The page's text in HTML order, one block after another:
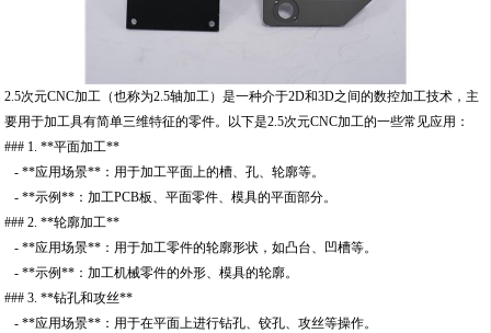
2.5次元CNC加工（也称为2.5轴加工）是一种介于2D和3D之间的数控加工技术，主
要用于加工具有简单三维特征的零件。以下是2.5次元CNC加工的一些常见应用：
### 1. **平面加工**
- **应用场景**：用于加工平面上的槽、孔、轮廓等。
- **示例**：加工PCB板、平面零件、模具的平面部分。
### 2. **轮廓加工**
- **应用场景**：用于加工零件的轮廓形状，如凸台、凹槽等。
- **示例**：加工机械零件的外形、模具的轮廓。
### 3. **钻孔和攻丝**
- **应用场景**：用于在平面上进行钻孔、铰孔、攻丝等操作。